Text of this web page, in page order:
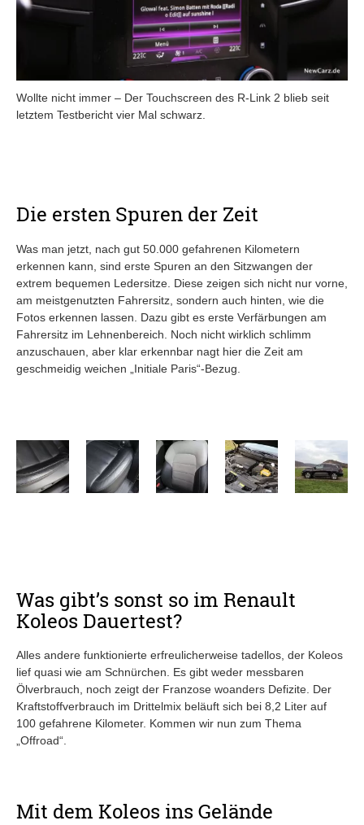
Wollte nicht immer – Der Touchscreen des R-Link 2 blieb seit
letztem Testbericht vier Mal schwarz.
Die ersten Spuren der Zeit
Was man jetzt, nach gut 50.000 gefahrenen Kilometern
erkennen kann, sind erste Spuren an den Sitzwangen der
extrem bequemen Ledersitze. Diese zeigen sich nicht nur vorne,
am meistgenutzten Fahrersitz, sondern auch hinten, wie die
Fotos erkennen lassen. Dazu gibt es erste Verfärbungen am
Fahrersitz im Lehnenbereich. Noch nicht wirklich schlimm
anzuschauen, aber klar erkennbar nagt hier die Zeit am
geschmeidig weichen „Initiale Paris“-Bezug.
Was gibt’s sonst so im Renault
Koleos Dauertest?
Alles andere funktionierte erfreulicherweise tadellos, der Koleos
lief quasi wie am Schnürchen. Es gibt weder messbaren
Ölverbrauch, noch zeigt der Franzose woanders Defizite. Der
Kraftstoffverbrauch im Drittelmix beläuft sich bei 8,2 Liter auf
100 gefahrene Kilometer. Kommen wir nun zum Thema
„Offroad“.
Mit dem Koleos ins Gelände